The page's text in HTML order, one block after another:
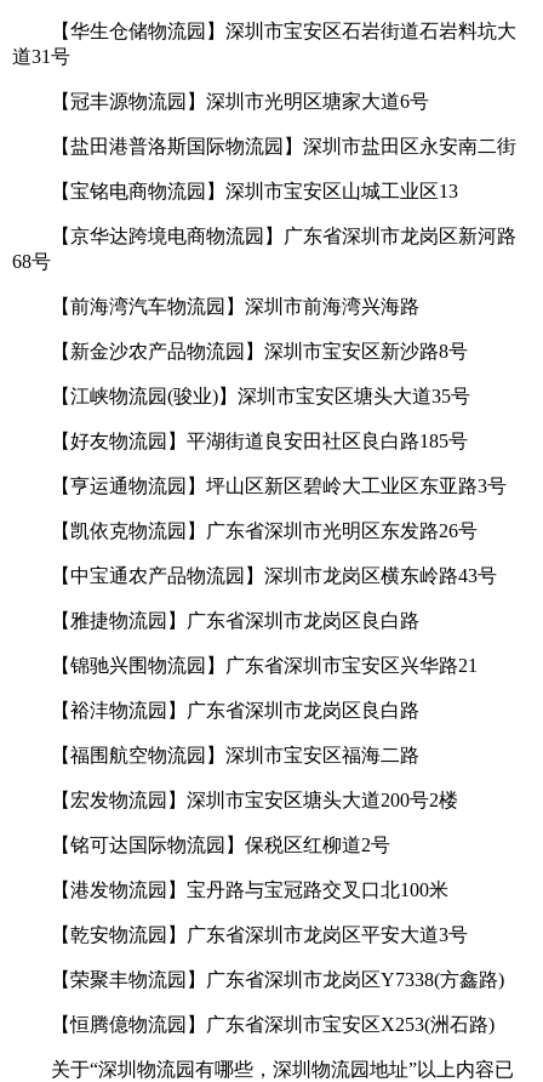
【华生仓储物流园】深圳市宝安区石岩街道石岩料坑大
道31号
【冠丰源物流园】深圳市光明区塘家大道6号
【盐田港普洛斯国际物流园】深圳市盐田区永安南二街
【宝铭电商物流园】深圳市宝安区山城工业区13
【京华达跨境电商物流园】广东省深圳市龙岗区新河路
68号
【前海湾汽车物流园】深圳市前海湾兴海路
【新金沙农产品物流园】深圳市宝安区新沙路8号
【江峡物流园(骏业)】深圳市宝安区塘头大道35号
【好友物流园】平湖街道良安田社区良白路185号
【亨运通物流园】坪山区新区碧岭大工业区东亚路3号
【凯依克物流园】广东省深圳市光明区东发路26号
【中宝通农产品物流园】深圳市龙岗区横东岭路43号
【雅捷物流园】广东省深圳市龙岗区良白路
【锦驰兴围物流园】广东省深圳市宝安区兴华路21
【裕沣物流园】广东省深圳市龙岗区良白路
【福围航空物流园】深圳市宝安区福海二路
【宏发物流园】深圳市宝安区塘头大道200号2楼
【铭可达国际物流园】保税区红柳道2号
【港发物流园】宝丹路与宝冠路交叉口北100米
【乾安物流园】广东省深圳市龙岗区平安大道3号
【荣聚丰物流园】广东省深圳市龙岗区Y7338(方鑫路)
【恒腾億物流园】广东省深圳市宝安区X253(洲石路)
关于“深圳物流园有哪些，深圳物流园地址”以上内容已